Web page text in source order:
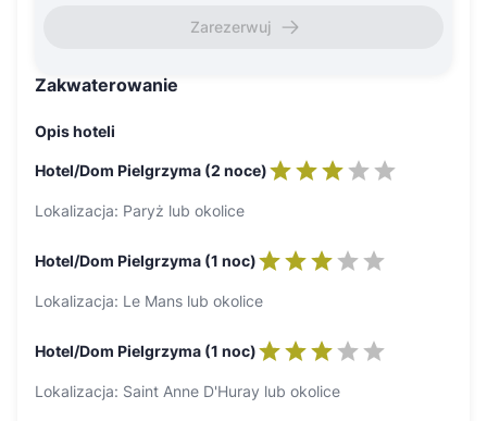
Zarezerwuj
Zakwaterowanie
Opis hoteli
Hotel/Dom Pielgrzyma (2 noce)
Lokalizacja: Paryż lub okolice
Hotel/Dom Pielgrzyma (1 noc)
Lokalizacja: Le Mans lub okolice
Hotel/Dom Pielgrzyma (1 noc)
Lokalizacja: Saint Anne D'Huray lub okolice